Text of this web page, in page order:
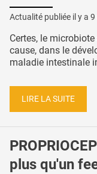
Actualité publiée il y a 9
Certes, le
cause, dans le
maladie intestinale
LIRE LA SUITE
plus qu'un